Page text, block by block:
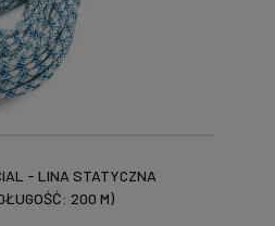
- LINA STATYCZNA
10,5 (DŁUGOŚĆ: 200 M)